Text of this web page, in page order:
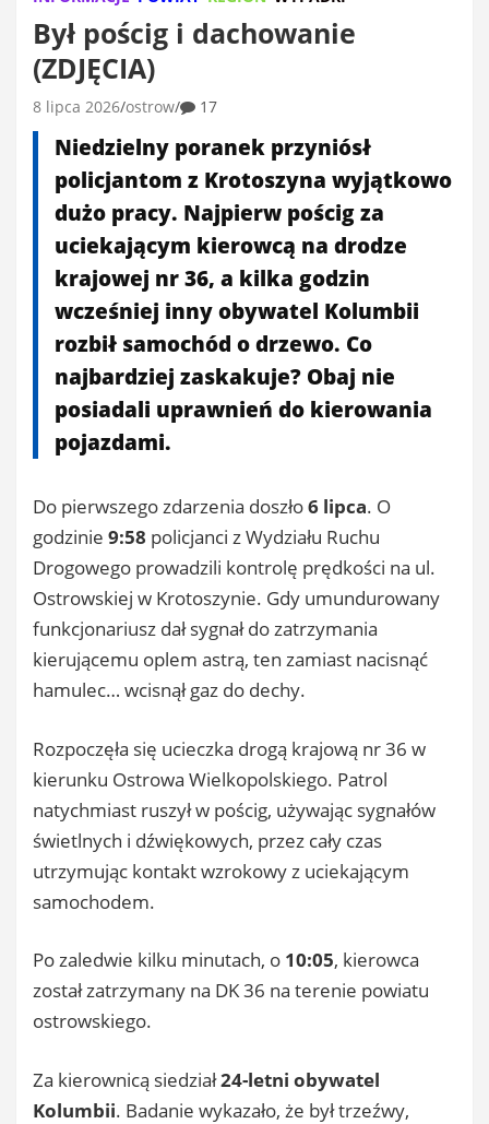
Był pościg i dachowanie
(ZDJĘCIA)
8 lipca 2026 ostrow 17
Niedzielny poranek przyniósł
policjantom z Krotoszyna wyjątkowo
dużo pracy. Najpierw pościg za
uciekającym kierowcą na drodze
krajowej nr 36, a kilka godzin
wcześniej inny obywatel Kolumbii
rozbił samochód o drzewo. Co
najbardziej zaskakuje? Obaj nie
posiadali uprawnień do kierowania
pojazdami.
Do pierwszego zdarzenia doszło6 lipca. O
godzinie 9:58 policjanci z Wydziału Ruchu
Drogowego prowadzili kontrolę prędkości na ul.
Ostrowskiej w Krotoszynie. Gdy umundurowany
funkcjonariusz dał sygnał do zatrzymania
kierującemu oplem astrą, ten zamiast nacisnąć
hamulec… wcisnął gaz do dechy.
Rozpoczęła się ucieczka drogą krajową nr 36 w
kierunku Ostrowa Wielkopolskiego. Patrol
natychmiast ruszył w pościg, używając sygnałów
świetlnych i dźwiękowych, przez cały czas
utrzymując kontakt wzrokowy z uciekającym
samochodem.
Po zaledwie kilku minutach, o 10:05, kierowca
został zatrzymany na DK 36 na terenie powiatu
ostrowskiego.
Za kierownicą siedział24-letni obywatel
Kolumbii. Badanie wykazało, że był trzeźwy,